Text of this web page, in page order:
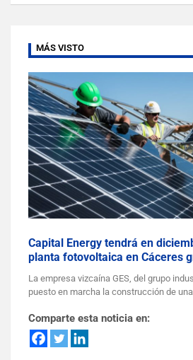
MÁS VISTO
Capital Energy tendrá en
planta fotovoltaica en Cáceres
La empresa vizcaína GES, del grupo
puesto en marcha la construcción de
Comparte esta noticia en: